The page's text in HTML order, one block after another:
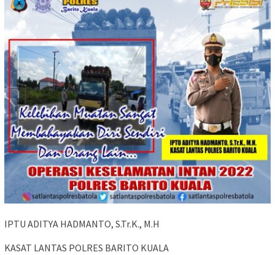
IPTU ADITYA HADMANTO, S.Tr.K., M.H
KASAT LANTAS POLRES BARITO KUALA